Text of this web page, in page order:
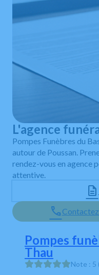
L'agence
Pompes Funèbres du
autour de Poussan.
rendez-vous en agence
attentive.
Pompes
Thau
Note : 5